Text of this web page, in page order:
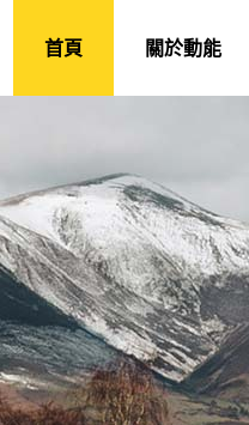
首頁 關於動能